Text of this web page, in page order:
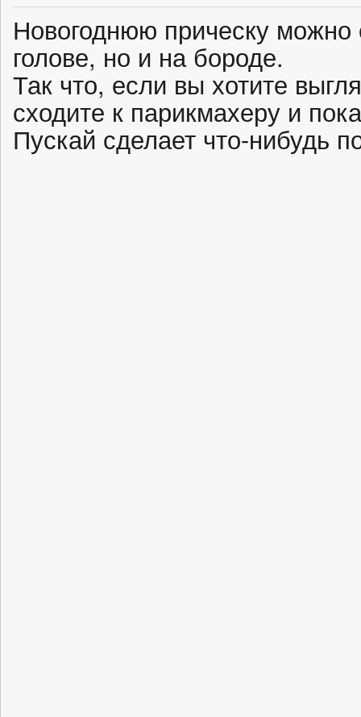
Новогоднюю прическу можно
голове, но и на бороде.
Так что, если вы хотите
сходите к парикмахеру и
Пускай сделает что-нибудь